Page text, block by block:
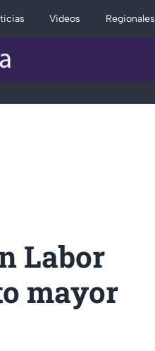
Videos Regionales
Labor
mayor